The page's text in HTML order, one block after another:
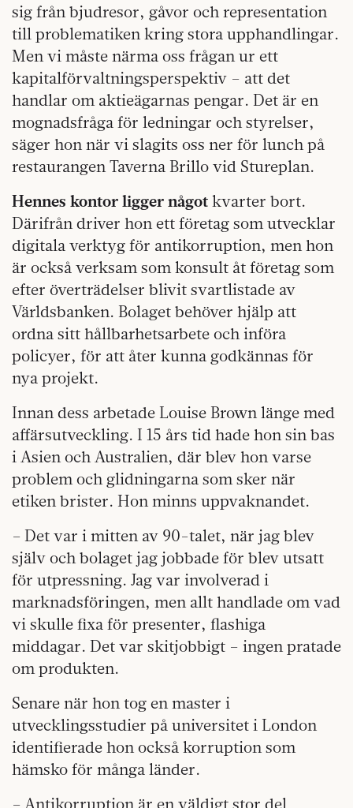
sig från bjudresor, gåvor och representation
till problematiken kring stora upphandlingar.
Men vi måste närma oss frågan ur ett
kapitalförvaltningsperspektiv – att det
handlar om aktieägarnas pengar. Det är en
mognadsfråga för ledningar och styrelser,
säger hon när vi slagits oss ner för lunch på
restaurangen Taverna Brillo vid Stureplan.
Hennes kontor ligger något kvarter bort.
Därifrån driver hon ett företag som utvecklar
digitala verktyg för antikorruption, men hon
är också verksam som konsult åt företag som
efter överträdelser blivit svartlistade av
Världsbanken. Bolaget behöver hjälp att
ordna sitt hållbarhetsarbete och införa
policyer, för att åter kunna godkännas för
nya projekt.
Innan dess arbetade Louise Brown länge med
affärsutveckling. I 15 års tid hade hon sin bas
i Asien och Australien, där blev hon varse
problem och glidningarna som sker när
etiken brister. Hon minns uppvaknandet.
– Det var i mitten av 90-talet, när jag blev
själv och bolaget jag jobbade för blev utsatt
för utpressning. Jag var involverad i
marknadsföringen, men allt handlade om vad
vi skulle fixa för presenter, flashiga
middagar. Det var skitjobbigt – ingen pratade
om produkten.
Senare när hon tog en master i
utvecklingsstudier på universitet i London
identifierade hon också korruption som
hämsko för många länder.
– Antikorruption är en väldigt stor del